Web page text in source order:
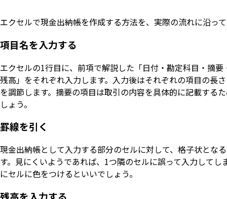
エクセルで現金出納帳を作成する方法を、実際の流れに沿っ
項目名を入力する
エクセルの1行目に、前項で解説した「日付・勘定科目・摘
残高」をそれぞれ入力します。入力後はそれぞれの項目の長
を調節します。摘要の項目は取引の内容を具体的に記載する
しょう。
罫線を引く
現金出納帳として入力する部分のセルに対して、格子状とな
す。見にくいようであれば、1つ隣のセルに誤って入力してし
にセルに色をつけるといいでしょう。
残高を入力する